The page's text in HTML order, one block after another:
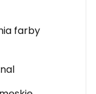
farby